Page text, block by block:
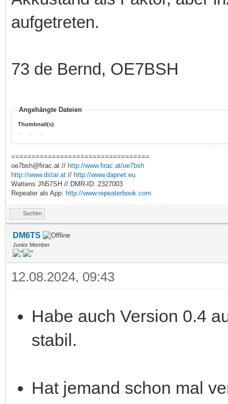
aufgetreten.
73 de Bernd, OE7BSH
Angehängte Dateien
Thumbnail(s)
==================================
oe7bsh@firac.at // http://www.firac.at/oe7bsh
http://www.dstar.at // http://www.dapnet.eu
Wattens JN57SH // DMR-ID: 2327003
Repeater als App: http://www.repeaterbook.com
Suchen
DM6TS
Junior Member
12.08.2024, 09:43
Habe auch Version 0.4
stabil.
Hat jemand schon mal